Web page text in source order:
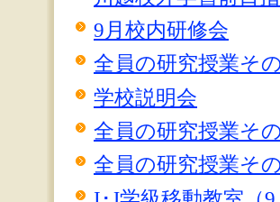
9月校内研修会
全員の研究授業そ
学校説明会
全員の研究授業そ
全員の研究授業そ